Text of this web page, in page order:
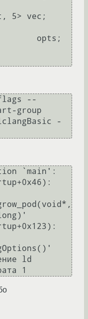
--
group
-
`main':
ld
1